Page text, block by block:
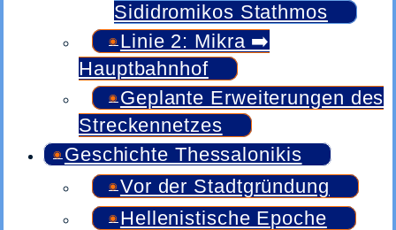
Sididromikos Stathmos
Linie 2: Mikra ➡️
Hauptbahnhof
Geplante Erweiterungen des
Streckennetzes
Geschichte Thessalonikis
Vor der Stadtgründung
Hellenistische Epoche